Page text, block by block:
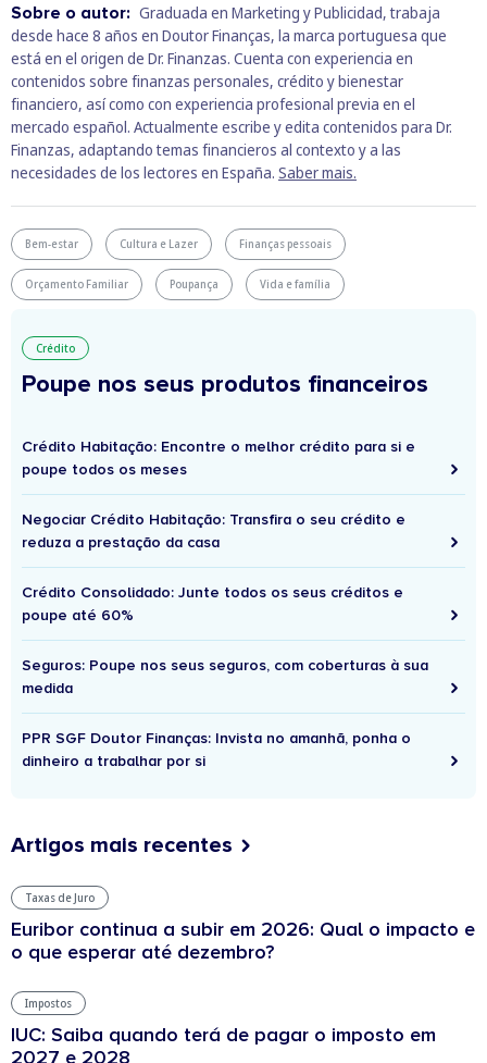
Sobre o autor: Graduada en Marketing y Publicidad, trabaja
desde hace 8 años en Doutor Finanças, la marca portuguesa que
está en el origen de Dr. Finanzas. Cuenta con experiencia en
contenidos sobre finanzas personales, crédito y bienestar
financiero, así como con experiencia profesional previa en el
mercado español. Actualmente escribe y edita contenidos para Dr.
Finanzas, adaptando temas financieros al contexto y a las
necesidades de los lectores en España. Saber mais.
Bem-estar Cultura e Lazer Finanças pessoais
Orçamento Familiar Poupança Vida e família
Crédito
Poupe nos seus produtos financeiros
Crédito Habitação: Encontre o melhor crédito para si e
poupe todos os meses
Negociar Crédito Habitação: Transfira o seu crédito e
reduza a prestação da casa
Crédito Consolidado: Junte todos os seus créditos e
poupe até 60%
Seguros: Poupe nos seus seguros, com coberturas à sua
medida
PPR SGF Doutor Finanças: Invista no amanhã, ponha o
dinheiro a trabalhar por si
Artigos mais recentes
Taxas de Juro
Euribor continua a subir em 2026: Qual o impacto e
o que esperar até dezembro?
Impostos
IUC: Saiba quando terá de pagar o imposto em
2027 e 2028